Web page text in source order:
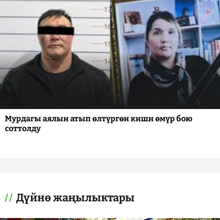
Мурдагы аялын атып өлтүргөн киши өмүр бою
соттолду
Дүйнө жаңылыктары